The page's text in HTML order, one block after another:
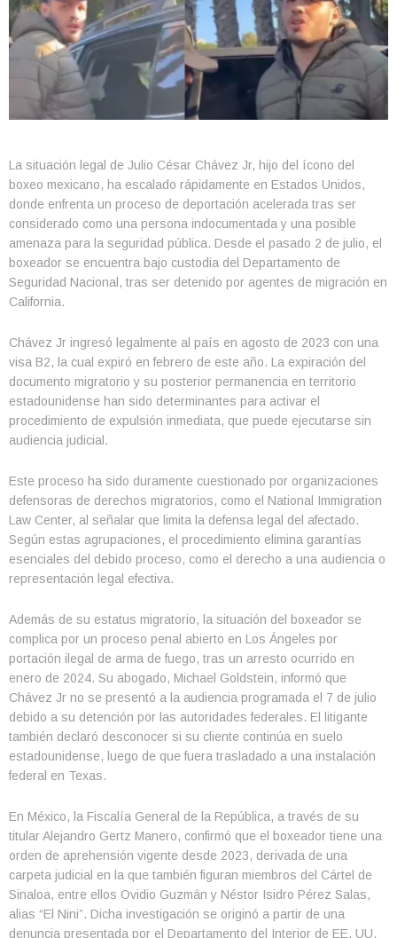
La situación legal de Julio César Chávez Jr, hijo del ícono del
boxeo mexicano, ha escalado rápidamente en Estados Unidos,
donde enfrenta un proceso de deportación acelerada tras ser
considerado como una persona indocumentada y una posible
amenaza para la seguridad pública. Desde el pasado 2 de julio, el
boxeador se encuentra bajo custodia del Departamento de
Seguridad Nacional, tras ser detenido por agentes de migración en
California.
Chávez Jr ingresó legalmente al país en agosto de 2023 con una
visa B2, la cual expiró en febrero de este año. La expiración del
documento migratorio y su posterior permanencia en territorio
estadounidense han sido determinantes para activar el
procedimiento de expulsión inmediata, que puede ejecutarse sin
audiencia judicial.
Este proceso ha sido duramente cuestionado por organizaciones
defensoras de derechos migratorios, como el National Immigration
Law Center, al señalar que limita la defensa legal del afectado.
Según estas agrupaciones, el procedimiento elimina garantías
esenciales del debido proceso, como el derecho a una audiencia o
representación legal efectiva.
Además de su estatus migratorio, la situación del boxeador se
complica por un proceso penal abierto en Los Ángeles por
portación ilegal de arma de fuego, tras un arresto ocurrido en
enero de 2024. Su abogado, Michael Goldstein, informó que
Chávez Jr no se presentó a la audiencia programada el 7 de julio
debido a su detención por las autoridades federales. El litigante
también declaró desconocer si su cliente continúa en suelo
estadounidense, luego de que fuera trasladado a una instalación
federal en Texas.
En México, la Fiscalía General de la República, a través de su
titular Alejandro Gertz Manero, confirmó que el boxeador tiene una
orden de aprehensión vigente desde 2023, derivada de una
carpeta judicial en la que también figuran miembros del Cártel de
Sinaloa, entre ellos Ovidio Guzmán y Néstor Isidro Pérez Salas,
alias “El Nini”. Dicha investigación se originó a partir de una
denuncia presentada por el Departamento del Interior de EE. UU.